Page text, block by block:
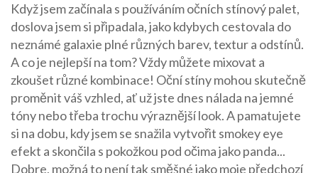
Když jsem začínala s používáním očních stínový palet,
doslova jsem si připadala, jako kdybych cestovala do
neznámé galaxie plné různých barev, textur a odstínů.
A co je nejlepší na tom? Vždy můžete mixovat a
zkoušet různé kombinace! Oční stíny mohou skutečně
proměnit váš vzhled, ať už jste dnes nálada na jemné
tóny nebo třeba trochu výraznější look. A pamatujete
si na dobu, kdy jsem se snažila vytvořit smokey eye
efekt a skončila s pokožkou pod očima jako panda...
Dobre, možná to není tak směšné jako moje předchozí